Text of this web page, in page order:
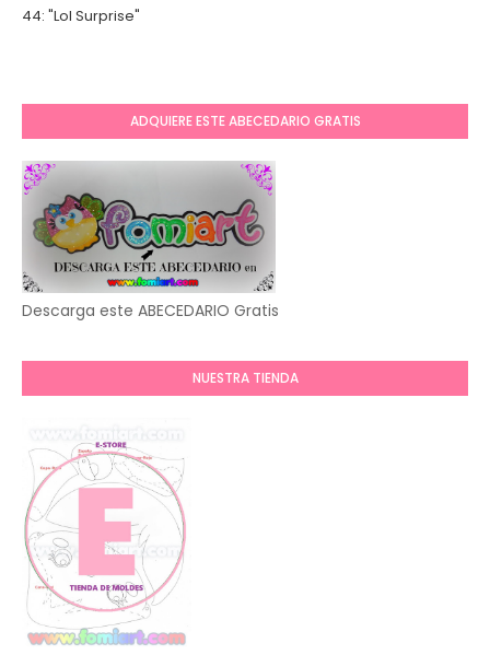
44: "Lol Surprise"
ADQUIERE ESTE ABECEDARIO GRATIS
Descarga este ABECEDARIO Gratis
NUESTRA TIENDA